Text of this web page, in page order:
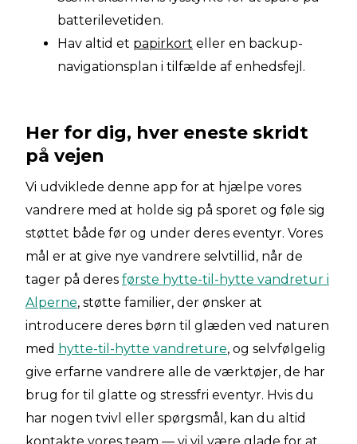
batterilevetiden.
Hav altid et papirkort eller en backup-
navigationsplan i tilfælde af enhedsfejl.
Her for dig, hver eneste skridt
på vejen
Vi udviklede denne app for at hjælpe vores
vandrere med at holde sig på sporet og føle sig
støttet både før og under deres eventyr. Vores
mål er at give nye vandrere selvtillid, når de
tager på deres første hytte-til-hytte vandretur i
Alperne, støtte familier, der ønsker at
introducere deres børn til glæden ved naturen
med hytte-til-hytte vandreture, og selvfølgelig
give erfarne vandrere alle de værktøjer, de har
brug for til glatte og stressfri eventyr. Hvis du
har nogen tvivl eller spørgsmål, kan du altid